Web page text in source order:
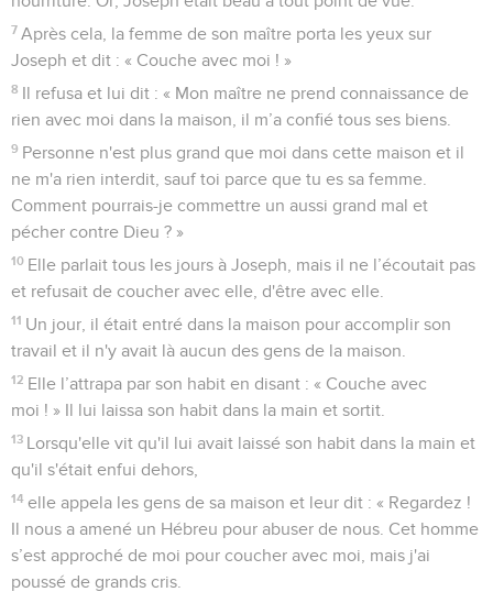
7 Après cela, la femme de son maître porta les yeux sur
Joseph et dit : « Couche avec moi ! »
8 Il refusa et lui dit : « Mon maître ne prend connaissance de
rien avec moi dans la maison, il m’a confié tous ses biens.
9 Personne n'est plus grand que moi dans cette maison et il
ne m'a rien interdit, sauf toi parce que tu es sa femme.
Comment pourrais-je commettre un aussi grand mal et
pécher contre Dieu ? »
10 Elle parlait tous les jours à Joseph, mais il ne l’écoutait pas
et refusait de coucher avec elle, d'être avec elle.
11 Un jour, il était entré dans la maison pour accomplir son
travail et il n'y avait là aucun des gens de la maison.
12 Elle l’attrapa par son habit en disant : « Couche avec
moi ! » Il lui laissa son habit dans la main et sortit.
13 Lorsqu'elle vit qu'il lui avait laissé son habit dans la main et
qu'il s'était enfui dehors,
14 elle appela les gens de sa maison et leur dit : « Regardez !
Il nous a amené un Hébreu pour abuser de nous. Cet homme
s’est approché de moi pour coucher avec moi, mais j'ai
poussé de grands cris.